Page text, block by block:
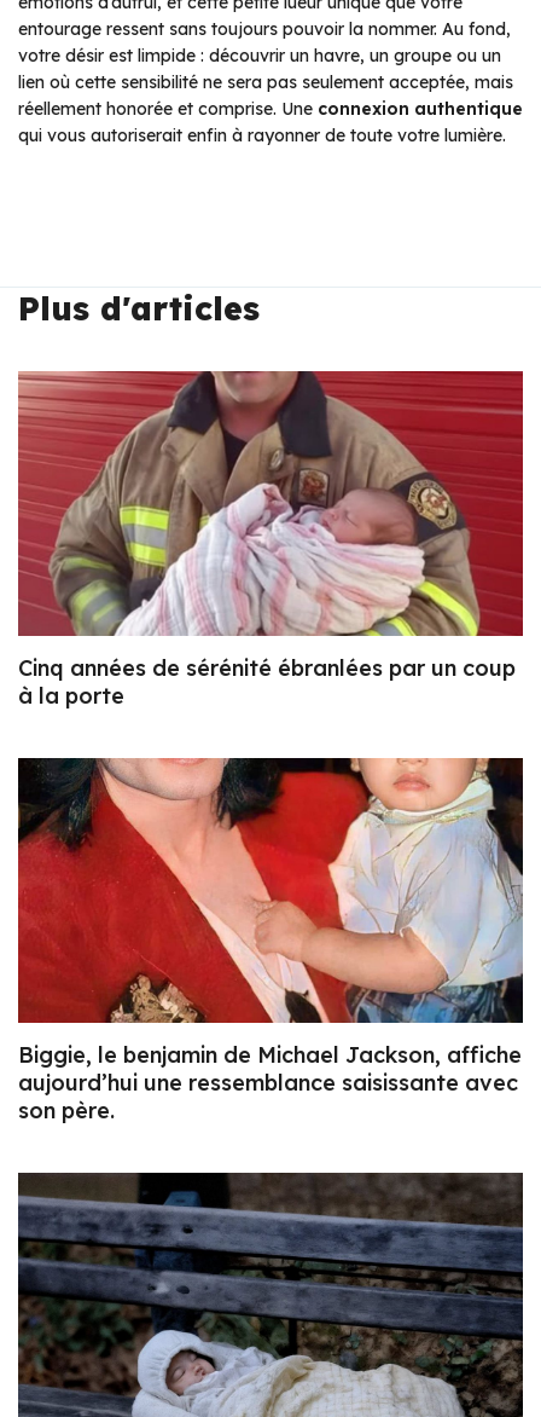
entourage ressent sans toujours pouvoir la nommer. Au fond,
votre désir est limpide : découvrir un havre, un groupe ou un
lien où cette sensibilité ne sera pas seulement acceptée, mais
réellement honorée et comprise. Une connexion authentique
qui vous autoriserait enfin à rayonner de toute votre lumière.
Plus d'articles
Cinq années de sérénité ébranlées par un coup
à la porte
Biggie, le benjamin de Michael Jackson, affiche
aujourd’hui une ressemblance saisissante avec
son père.